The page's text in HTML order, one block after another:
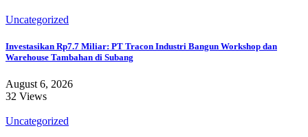
Uncategorized
Investasikan Rp7.7 Miliar: PT Tracon Industri Bangun Workshop dan
Warehouse Tambahan di Subang
August 6, 2026
32 Views
Uncategorized